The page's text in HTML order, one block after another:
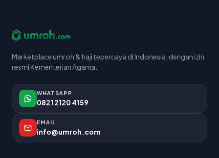
Marketplace umroh & haji tepercaya di Indonesia, dengan izin
resmi Kementerian Agama.
WHATSAPP
0821 2120 4159
EMAIL
info@umroh.com